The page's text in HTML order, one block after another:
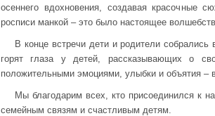
осеннего вдохновения, создавая красочные
росписи манкой – это было настоящее
В конце встречи дети и родители
горят глаза у детей, рассказывающих о
положительными эмоциями, улыбки и объятия –
Мы благодарим всех, кто присоединился к
семейным связям и счастливым детям.